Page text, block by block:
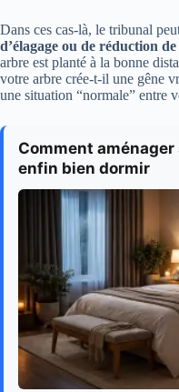
Dans ces cas-là, le tribunal
d’élagage ou de réduction
arbre est planté à la bonne
votre arbre crée-t-il une gêne
une situation “normale” entre
Comment
enfin bien dormir